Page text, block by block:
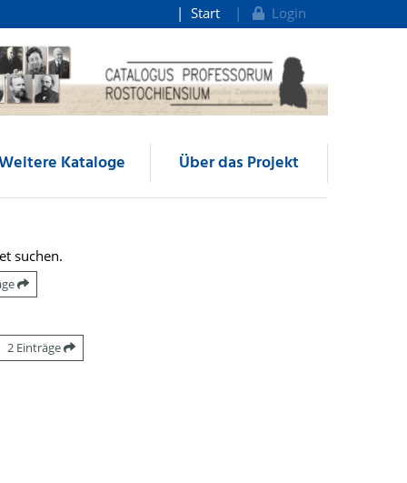
Start Login
Kataloge Über das Projekt
suchen.
2 Einträge